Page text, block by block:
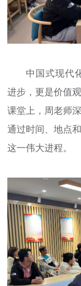
中国式现代
进步，更是价值
课堂上，周老师
通过时间、地点
这一伟大进程。